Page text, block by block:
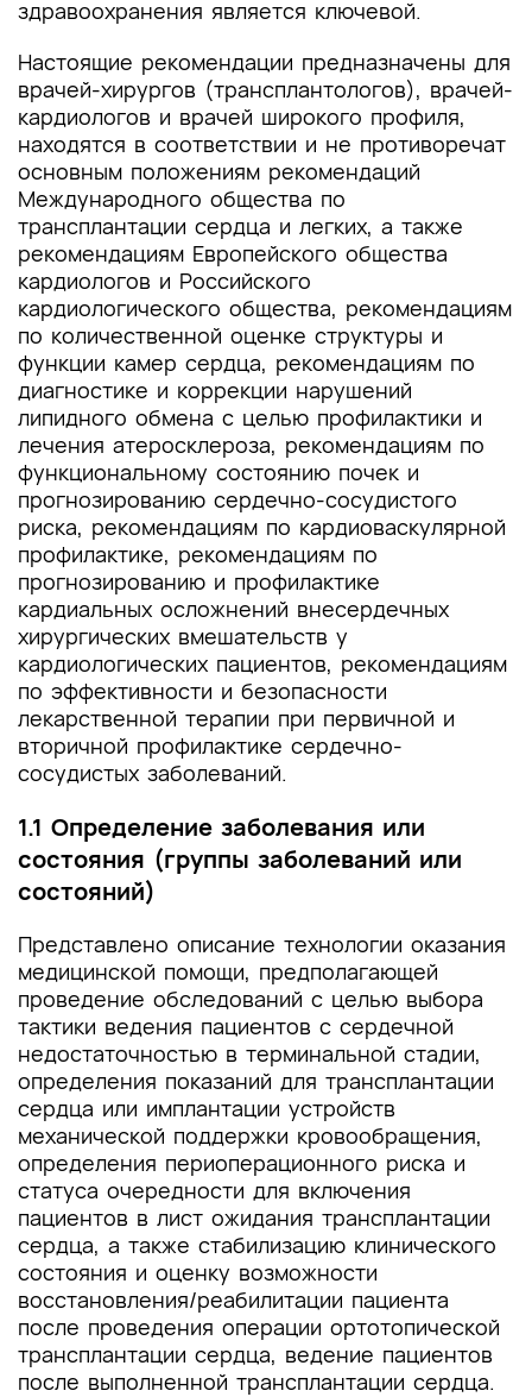
здравоохранения является ключевой.
Настоящие рекомендации предназначены для
врачей-хирургов (трансплантологов), врачей-
кардиологов и врачей широкого профиля,
находятся в соответствии и не противоречат
основным положениям рекомендаций
Международного общества по
трансплантации сердца и легких, а также
рекомендациям Европейского общества
кардиологов и Российского
кардиологического общества, рекомендациям
по количественной оценке структуры и
функции камер сердца, рекомендациям по
диагностике и коррекции нарушений
липидного обмена с целью профилактики и
лечения атеросклероза, рекомендациям по
функциональному состоянию почек и
прогнозированию сердечно-сосудистого
риска, рекомендациям по кардиоваскулярной
профилактике, рекомендациям по
прогнозированию и профилактике
кардиальных осложнений внесердечных
хирургических вмешательств у
кардиологических пациентов, рекомендациям
по эффективности и безопасности
лекарственной терапии при первичной и
вторичной профилактике сердечно-
сосудистых заболеваний.
1.1 Определение заболевания или
состояния (группы заболеваний или
состояний)
Представлено описание технологии оказания
медицинской помощи, предполагающей
проведение обследований с целью выбора
тактики ведения пациентов с сердечной
недостаточностью в терминальной стадии,
определения показаний для трансплантации
сердца или имплантации устройств
механической поддержки кровообращения,
определения периоперационного риска и
статуса очередности для включения
пациентов в лист ожидания трансплантации
сердца, а также стабилизацию клинического
состояния и оценку возможности
восстановления/реабилитации пациента
после проведения операции ортотопической
трансплантации сердца, ведение пациентов
после выполненной трансплантации сердца.